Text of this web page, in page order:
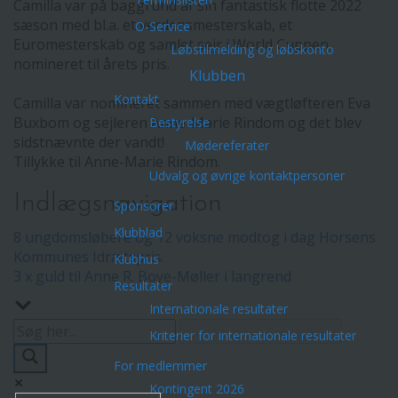
O-Service
Løbstilmelding og løbskonto
Klubben
Kontakt
Bestyrelse
Mødereferater
Udvalg og øvrige kontaktpersoner
Sponsorer
Klubblad
Klubhus
Resultater
Internationale resultater
Kriterier for internationale resultater
For medlemmer
Kontingent 2026
Camilla var på baggrund af sin fantastisk flotte 2022
sæson med bl.a. et verdensmesterskab, et
Euromesterskab og samlet sejr i World Cuppen
Camilla var nomineret sammen med vægtløfteren Eva
Buxbom og sejleren Anne-Marie Rindom og det blev
Indlægsnavigation
8 ungdomsløbere og 12 voksne modtog i dag Horsens
Kommunes Idrætspris.
3 x guld til Anne R. Boye-Møller i langrend